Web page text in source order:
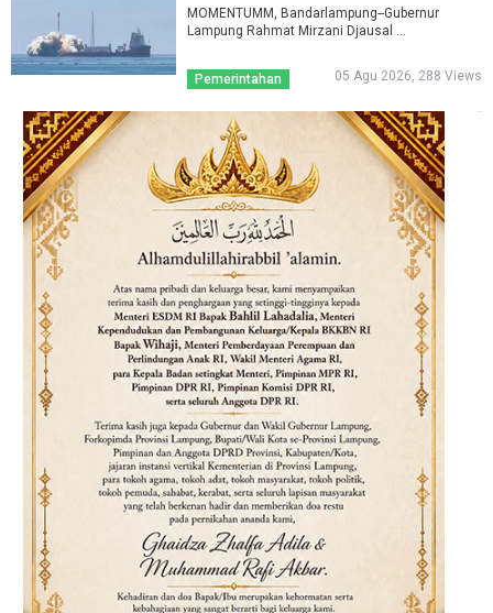
MOMENTUMM, Bandarlampung--Gubernur
Lampung Rahmat Mirzani Djausal ...
Pemerintahan 05 Agu 2026, 288 Views